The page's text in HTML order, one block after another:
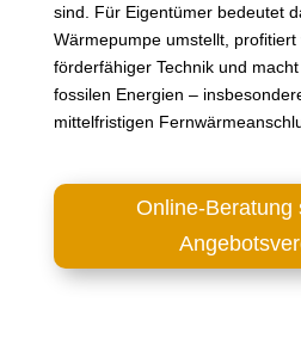
sind. Für Eigentümer bedeutet
Wärmepumpe umstellt, profitiert
förderfähiger Technik und
fossilen Energien –
mittelfristigen
Online-Beratung